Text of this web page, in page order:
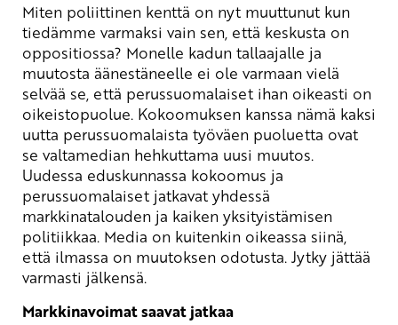
Miten poliittinen kenttä on nyt muuttunut kun
tiedämme varmaksi vain sen, että keskusta on
oppositiossa? Monelle kadun tallaajalle ja
muutosta äänestäneelle ei ole varmaan vielä
selvää se, että perussuomalaiset ihan oikeasti on
oikeistopuolue. Kokoomuksen kanssa nämä kaksi
uutta perussuomalaista työväen puoluetta ovat
se valtamedian hehkuttama uusi muutos.
Uudessa eduskunnassa kokoomus ja
perussuomalaiset jatkavat yhdessä
markkinatalouden ja kaiken yksityistämisen
politiikkaa. Media on kuitenkin oikeassa siinä,
että ilmassa on muutoksen odotusta. Jytky jättää
varmasti jälkensä.
Markkinavoimat saavat jatkaa